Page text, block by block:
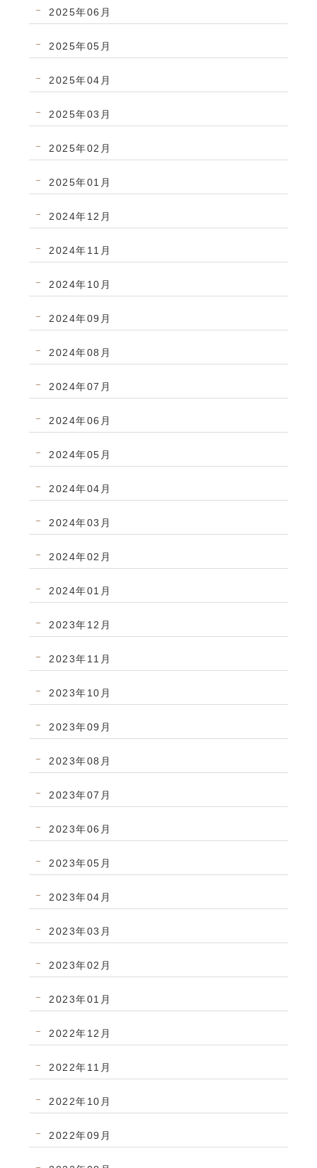
2025年06月
2025年05月
2025年04月
2025年03月
2025年02月
2025年01月
2024年12月
2024年11月
2024年10月
2024年09月
2024年08月
2024年07月
2024年06月
2024年05月
2024年04月
2024年03月
2024年02月
2024年01月
2023年12月
2023年11月
2023年10月
2023年09月
2023年08月
2023年07月
2023年06月
2023年05月
2023年04月
2023年03月
2023年02月
2023年01月
2022年12月
2022年11月
2022年10月
2022年09月